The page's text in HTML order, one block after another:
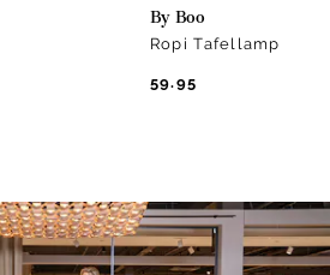
By Boo
Ropi Tafellamp
59.95